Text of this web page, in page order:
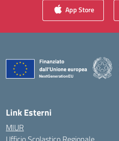
App Store
Link Esterni
MIUR